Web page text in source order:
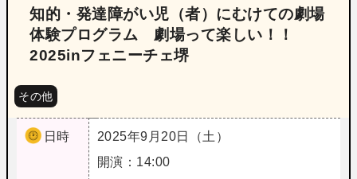
知的・発達障がい児（者）にむけての劇場
体験プログラム 劇場って楽しい！！
2025inフェニーチェ堺
その他
日時
2025年9月20日（土）
開演：14:00